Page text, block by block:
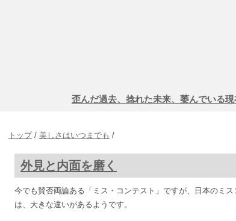
歪んだ過去、捻れた未来、萎んでいる現
トップ/ 美しさはいつまでも /
外見と内面を磨く
今でも賛否両論ある「ミス・コンテスト」ですが、日本のミ
は、大きな違いがあるようです。